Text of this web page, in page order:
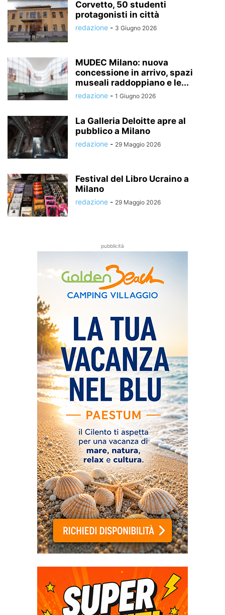
Corvetto, 50 studenti
protagonisti in città
redazione - 3 Giugno 2026
MUDEC Milano: nuova
concessione in arrivo, spazi
museali raddoppiano e le...
redazione - 1 Giugno 2026
La Galleria Deloitte apre al
pubblico a Milano
redazione - 29 Maggio 2026
Festival del Libro Ucraino a
Milano
redazione - 29 Maggio 2026
pubblicità